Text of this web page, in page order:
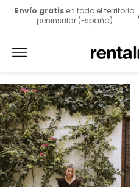
Envío gratis en todo el territorio
peninsular (España)